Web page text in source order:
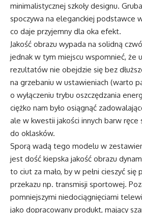
minimalistycznej szkoły designu.
spoczywa na eleganckiej podstawce
co daje przyjemny dla oka efekt.
Jakość obrazu wypada na solidną
jednak w tym miejscu wspomnieć, że
rezultatów nie obejdzie się bez
na grzebaniu w ustawieniach (warto
o wyłączeniu trybu oszczędzania
ciężko nam było osiągnąć
ale w kwestii jakości innych barw ręce
do oklasków.
Sporą wadą tego modelu w
jest dość kiepska jakość obrazu
to ciut za mało, by w pełni cieszyć się
przekazu np. transmisji sportowej.
pomniejszymi niedociągnięciami
jako dopracowany produkt, mający